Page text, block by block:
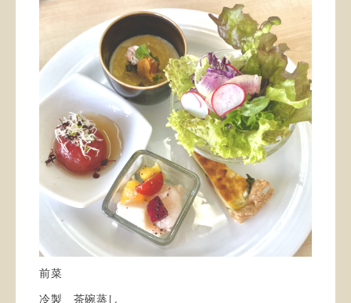
前菜
冷製 茶碗蒸し